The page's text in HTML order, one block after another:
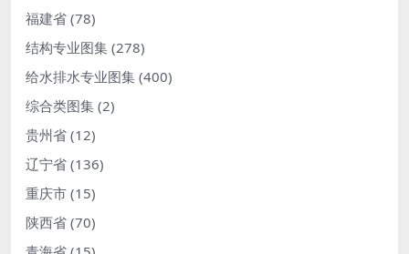
福建省 (78)
结构专业图集 (278)
给水排水专业图集 (400)
综合类图集 (2)
贵州省 (12)
辽宁省 (136)
重庆市 (15)
陕西省 (70)